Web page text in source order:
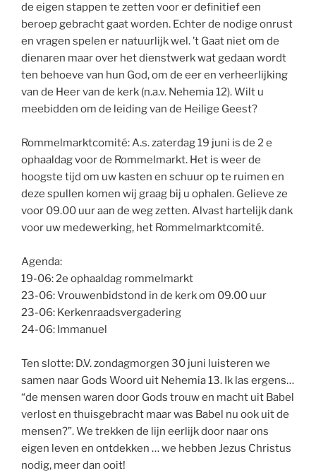
de eigen stappen te zetten voor er definitief een
beroep gebracht gaat worden. Echter de nodige onrust
en vragen spelen er natuurlijk wel. ’t Gaat niet om de
dienaren maar over het dienstwerk wat gedaan wordt
ten behoeve van hun God, om de eer en verheerlijking
van de Heer van de kerk (n.a.v. Nehemia 12). Wilt u
meebidden om de leiding van de Heilige Geest?
Rommelmarktcomité: A.s. zaterdag 19 juni is de 2 e
ophaaldag voor de Rommelmarkt. Het is weer de
hoogste tijd om uw kasten en schuur op te ruimen en
deze spullen komen wij graag bij u ophalen. Gelieve ze
voor 09.00 uur aan de weg zetten. Alvast hartelijk dank
voor uw medewerking, het Rommelmarktcomité.
Agenda:
19-06: 2e ophaaldag rommelmarkt
23-06: Vrouwenbidstond in de kerk om 09.00 uur
23-06: Kerkenraadsvergadering
24-06: Immanuel
Ten slotte: D.V. zondagmorgen 30 juni luisteren we
samen naar Gods Woord uit Nehemia 13. Ik las ergens…
“de mensen waren door Gods trouw en macht uit Babel
verlost en thuisgebracht maar was Babel nu ook uit de
mensen?”. We trekken de lijn eerlijk door naar ons
eigen leven en ontdekken … we hebben Jezus Christus
nodig, meer dan ooit!